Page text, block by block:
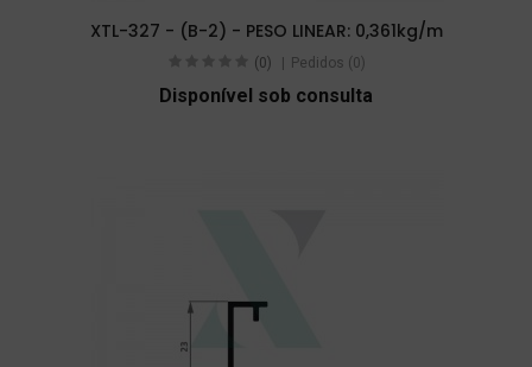
XTL-327 - (B-2) - PESO LINEAR: 0,361kg/m
(0) Pedidos (0)
Disponível sob consulta